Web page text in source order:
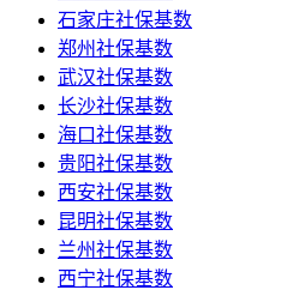
石家庄社保基数
郑州社保基数
武汉社保基数
长沙社保基数
海口社保基数
贵阳社保基数
西安社保基数
昆明社保基数
兰州社保基数
西宁社保基数